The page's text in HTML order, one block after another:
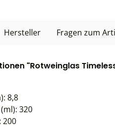
Hersteller Fragen zum
"Rotweinglas
8,8
320
200